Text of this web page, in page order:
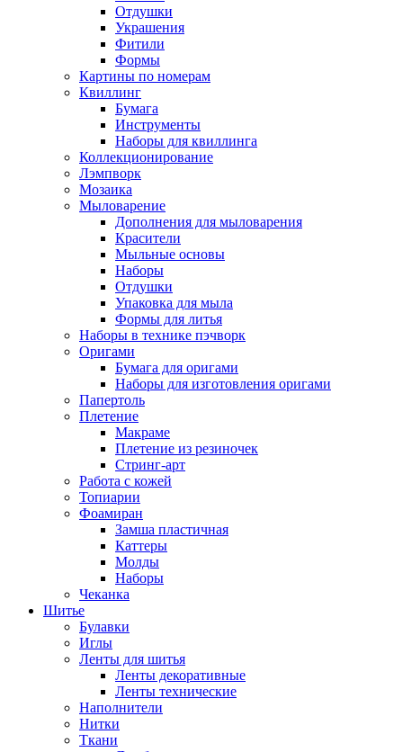
Отдушки
Украшения
Фитили
Формы
Картины по номерам
Квиллинг
Бумага
Инструменты
Наборы для квиллинга
Коллекционирование
Лэмпворк
Мозаика
Мыловарение
Дополнения для мыловарения
Красители
Мыльные основы
Наборы
Отдушки
Упаковка для мыла
Формы для литья
Наборы в технике пэчворк
Оригами
Бумага для оригами
Наборы для изготовления оригами
Папертоль
Плетение
Макраме
Плетение из резиночек
Стринг-арт
Работа с кожей
Топиарии
Фоамиран
Замша пластичная
Каттеры
Молды
Наборы
Чеканка
Шитье
Булавки
Иглы
Ленты для шитья
Ленты декоративные
Ленты технические
Наполнители
Нитки
Ткани